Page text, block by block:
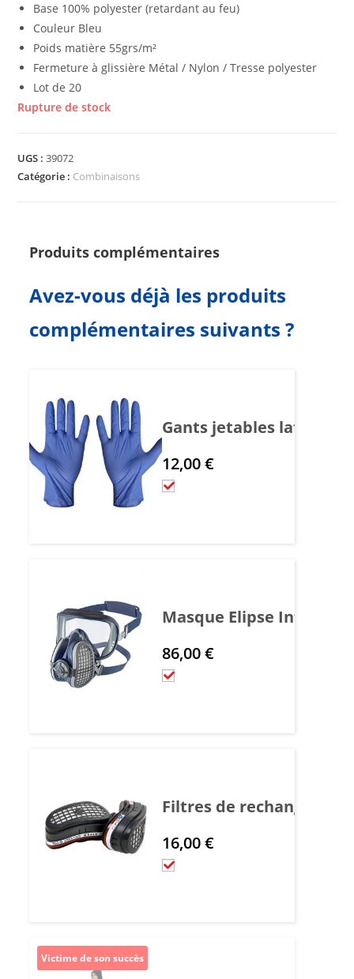
Base 100% polyester (retardant au feu)
Couleur Bleu
Poids matière 55grs/m²
Fermeture à glissière Métal / Nylon / Tresse polyester
Lot de 20
Rupture de stock
UGS :39072
Catégorie : Combinaisons
Produits complémentaires
Avez-vous déjà les produits
complémentaires suivants ?
Gants jetables latex - M
12,00€
Masque Elipse Intégra
86,00€
Filtres de rechange
16,00€
Victime de son succès